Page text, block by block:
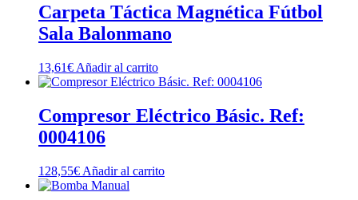
Carpeta Táctica Magnética Fútbol
Sala Balonmano
13,61€ Añadir al carrito
Compresor Eléctrico Básic. Ref:
0004106
128,55€ Añadir al carrito